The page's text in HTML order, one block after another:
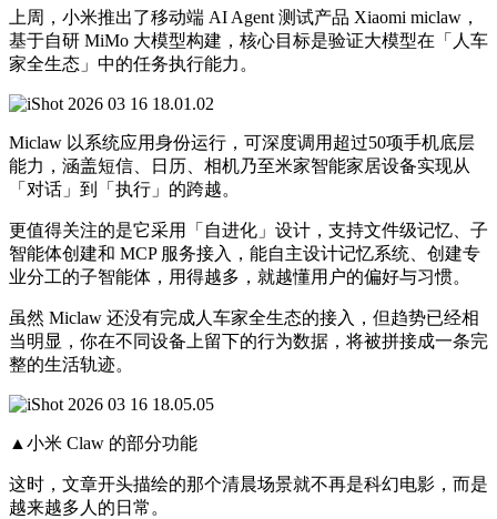
上周，小米推出了移动端 AI Agent 测试产品 Xiaomi miclaw，
基于自研 MiMo 大模型构建，核心目标是验证大模型在「人车
家全生态」中的任务执行能力。
Miclaw 以系统应用身份运行，可深度调用超过50项手机底层
能力，涵盖短信、日历、相机乃至米家智能家居设备实现从
「对话」到「执行」的跨越。
更值得关注的是它采用「自进化」设计，支持文件级记忆、子
智能体创建和 MCP 服务接入，能自主设计记忆系统、创建专
业分工的子智能体，用得越多，就越懂用户的偏好与习惯。
虽然 Miclaw 还没有完成人车家全生态的接入，但趋势已经相
当明显，你在不同设备上留下的行为数据，将被拼接成一条完
整的生活轨迹。
▲小米 Claw 的部分功能
这时，文章开头描绘的那个清晨场景就不再是科幻电影，而是
越来越多人的日常。